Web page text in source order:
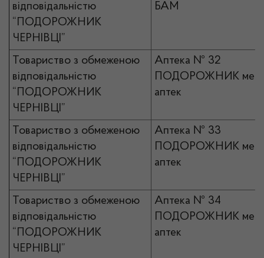
відповідальністю
“ПОДОРОЖНИК
ЧЕРНІВЦІ”
БАМ
Товариство з обмеженою
відповідальністю
“ПОДОРОЖНИК
ЧЕРНІВЦІ”
Аптека № 32
ПОДОРОЖНИК
аптек
Товариство з обмеженою
відповідальністю
“ПОДОРОЖНИК
ЧЕРНІВЦІ”
Аптека № 33
ПОДОРОЖНИК
аптек
Товариство з обмеженою
відповідальністю
“ПОДОРОЖНИК
ЧЕРНІВЦІ”
Аптека № 34
ПОДОРОЖНИК
аптек